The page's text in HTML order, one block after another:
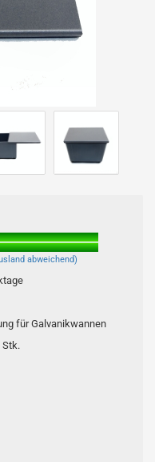
abweichend)
für Galvanikwannen
Stk.